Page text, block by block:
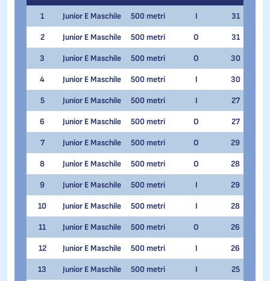
1 Junior E Maschile 500 metri I 31
2 Junior E Maschile 500 metri O 31
3 Junior E Maschile 500 metri O 30
4 Junior E Maschile 500 metri I 30
5 Junior E Maschile 500 metri I 27
6 Junior E Maschile 500 metri O 27
7 Junior E Maschile 500 metri O 29
8 Junior E Maschile 500 metri O 28
9 Junior E Maschile 500 metri I 29
10 Junior E Maschile 500 metri I 28
11 Junior E Maschile 500 metri O 26
12 Junior E Maschile 500 metri I 26
13 Junior E Maschile 500 metri I 25